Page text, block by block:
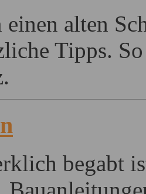
einen alten
Tipps.
begabt